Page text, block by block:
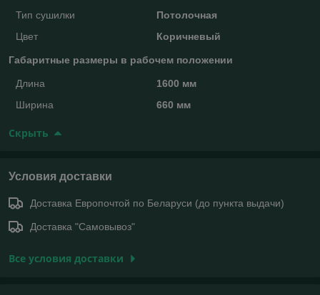
Тип сушилки
Потолочная
Цвет
Коричневый
Габаритные размеры в рабочем положении
Длина
1600 мм
Ширина
660 мм
Скрыть
Условия доставки
Доставка Европочтой по Беларуси (до пункта выдачи)
Доставка "Самовывоз"
Все условия доставки